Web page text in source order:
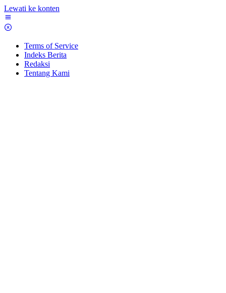
Lewati ke konten
Terms of Service
Indeks Berita
Redaksi
Tentang Kami